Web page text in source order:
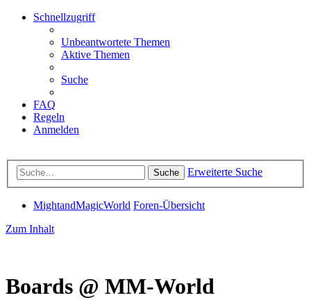
Schnellzugriff
Unbeantwortete Themen
Aktive Themen
Suche
FAQ
Regeln
Anmelden
Suche Erweiterte Suche
MightandMagicWorld Foren-Übersicht
Zum Inhalt
Boards @ MM-World